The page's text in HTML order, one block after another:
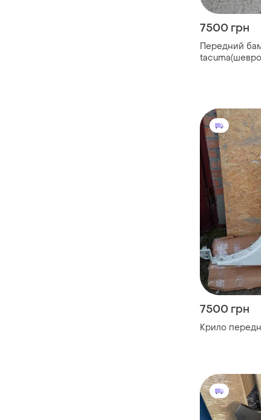
7500 грн
Передний
7500 грн
Крило